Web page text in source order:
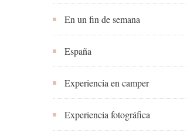
En un fin de semana
España
Experiencia en camper
Experiencia fotográfica